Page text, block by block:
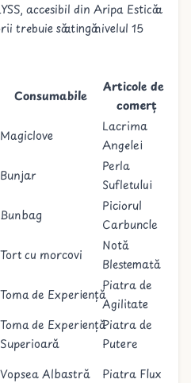
accesibil din Aripa Estică a
trebuie să atingă nivelul 15
Consumabile
Articole de
comerț
Magiclove
Lacrima
Angelei
Bunjar
Perla
Sufletului
Bunbag
Piciorul
Carbuncle
Tort cu morcovi
Notă
Blestemată
Toma de Experiență
Piatra de
Agilitate
Toma de Experiență
Superioară
Piatra de
Putere
Vopsea Albastră
Piatra Flux